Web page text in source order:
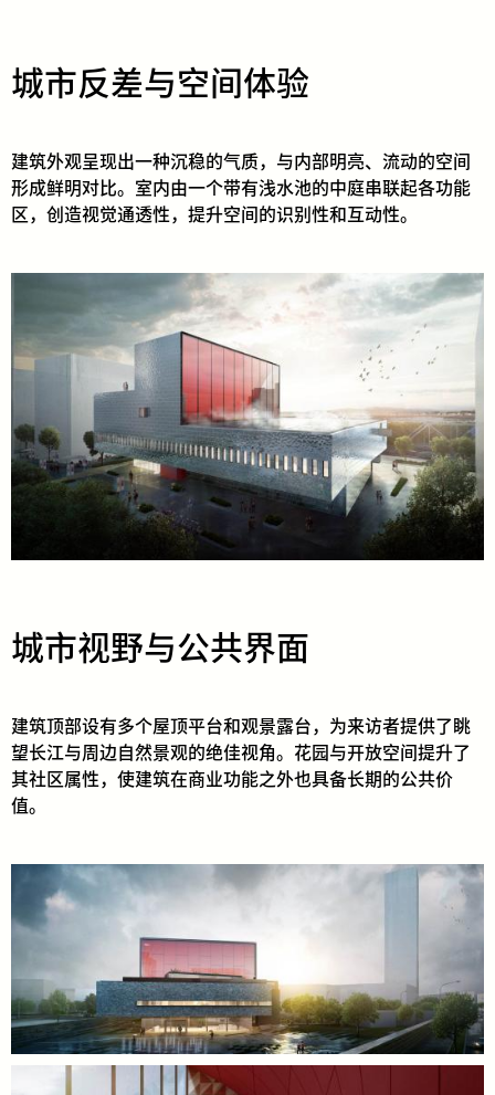
城市反差与空间体验
建筑外观呈现出一种沉稳的气质，与内部明亮、流动的空间
形成鲜明对比。室内由一个带有浅水池的中庭串联起各功能
区，创造视觉通透性，提升空间的识别性和互动性。
城市视野与公共界面
建筑顶部设有多个屋顶平台和观景露台，为来访者提供了眺
望长江与周边自然景观的绝佳视角。花园与开放空间提升了
其社区属性，使建筑在商业功能之外也具备长期的公共价
值。